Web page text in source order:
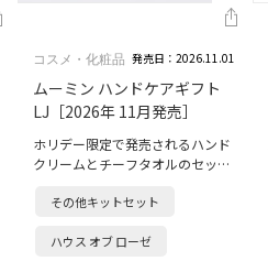
コスメ・化粧品 発売日：2026.11.01
ムーミン ハンドケアギフト
LJ［2026年 11月発売］
ホリデー限定で発売されるハンド
クリームとチーフタオルのセット
性スクワラン配合で、乾燥を防ぎ
パッケー…
その他キットセット
ハウス オブ ローゼ